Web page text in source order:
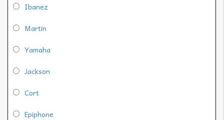
Ibanez
Martin
Yamaha
Jackson
Cort
Epiphone